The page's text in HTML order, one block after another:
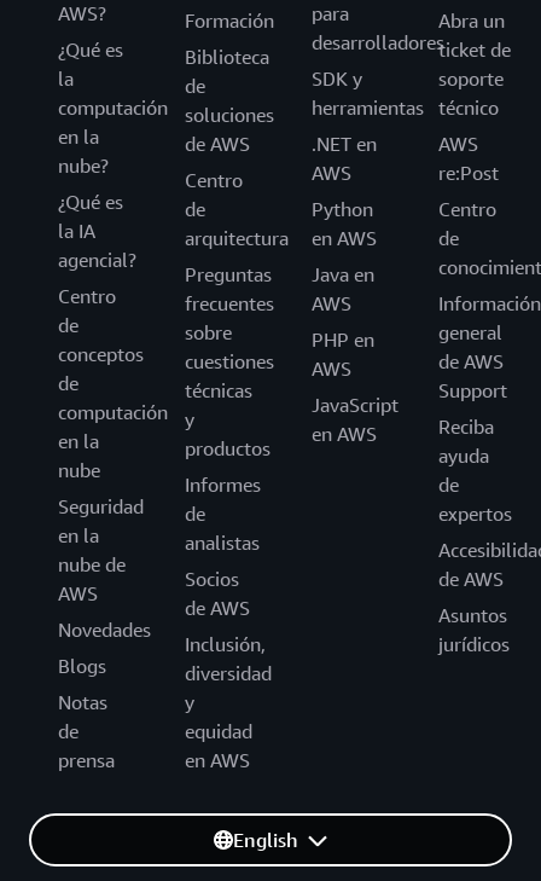
AWS?
¿Qué es
la
computación
en la
nube?
¿Qué es
la IA
agencial?
Centro
de
conceptos
de
computación
en la
nube
Seguridad
en la
nube de
AWS
Novedades
Blogs
Notas
de
prensa
Formación
Biblioteca
de
soluciones
de AWS
Centro
de
arquitectura
Preguntas
frecuentes
sobre
cuestiones
técnicas
y
productos
Informes
de
analistas
Socios
de AWS
Inclusión,
diversidad
y
equidad
en AWS
para
desarrolladores
SDK y
herramientas
.NET en
AWS
Python
en AWS
Java en
AWS
PHP en
AWS
JavaScript
en AWS
Abra un
ticket de
soporte
técnico
AWS
re:Post
Centro
de
Información
general
de AWS
Support
Reciba
ayuda
de
expertos
de AWS
Asuntos
jurídicos
English